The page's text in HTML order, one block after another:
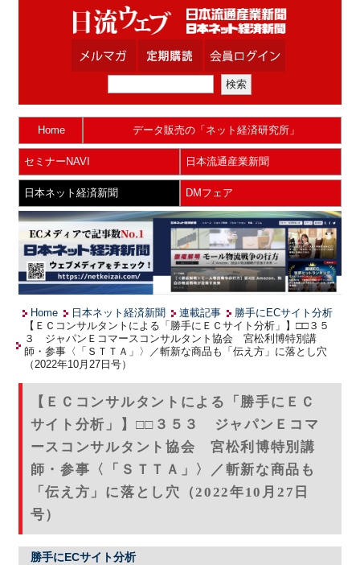
Home データ販売の「ネット経済研究所」
セミナーNAVI 日本流通産業新聞
日本ネット経済新聞 DMフェア
Home 日本ネット経済新聞 連載記事
勝手にECサイト分析
【ＥＣコンサルタントによる「勝手にＥＣサイト分析」】□□３５
３ ジャパンＥコマースコンサルタント協会 宮松利博特別講
師・参事〈「ＳＴＴＡ」〉／斬新な商品も「伝え方」に落とし穴
（2022年10月27日号）
【ＥＣコンサルタントによる「勝手にＥＣ
サイト分析」】□□３５３ ジャパンＥコマ
ースコンサルタント協会 宮松利博特別講
師・参事〈「ＳＴＴＡ」〉／斬新な商品も
「伝え方」に落とし穴（2022年10月27日
号）
勝手にECサイト分析